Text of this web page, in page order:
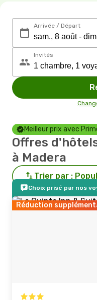
Arrivée / Départ
Invités
Meilleur prix avec
Offres
à Madera
Trier par :
Choix prisé par nos
Réduction